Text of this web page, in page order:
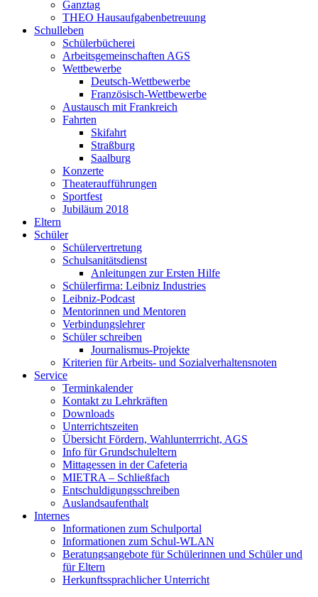
Ganztag
THEO Hausaufgabenbetreuung
Schulleben
Schülerbücherei
Arbeitsgemeinschaften AGS
Wettbewerbe
Deutsch-Wettbewerbe
Französisch-Wettbewerbe
Austausch mit Frankreich
Fahrten
Skifahrt
Straßburg
Saalburg
Konzerte
Theateraufführungen
Sportfest
Jubiläum 2018
Eltern
Schüler
Schülervertretung
Schulsanitätsdienst
Anleitungen zur Ersten Hilfe
Schülerfirma: Leibniz Industries
Leibniz-Podcast
Mentorinnen und Mentoren
Verbindungslehrer
Schüler schreiben
Journalismus-Projekte
Kriterien für Arbeits- und Sozialverhaltensnoten
Service
Terminkalender
Kontakt zu Lehrkräften
Downloads
Unterrichtszeiten
Übersicht Fördern, Wahlunterrricht, AGS
Info für Grundschuleltern
Mittagessen in der Cafeteria
MIETRA – Schließfach
Entschuldigungsschreiben
Auslandsaufenthalt
Internes
Informationen zum Schulportal
Informationen zum Schul-WLAN
Beratungsangebote für Schülerinnen und Schüler und
für Eltern
Herkunftssprachlicher Unterricht